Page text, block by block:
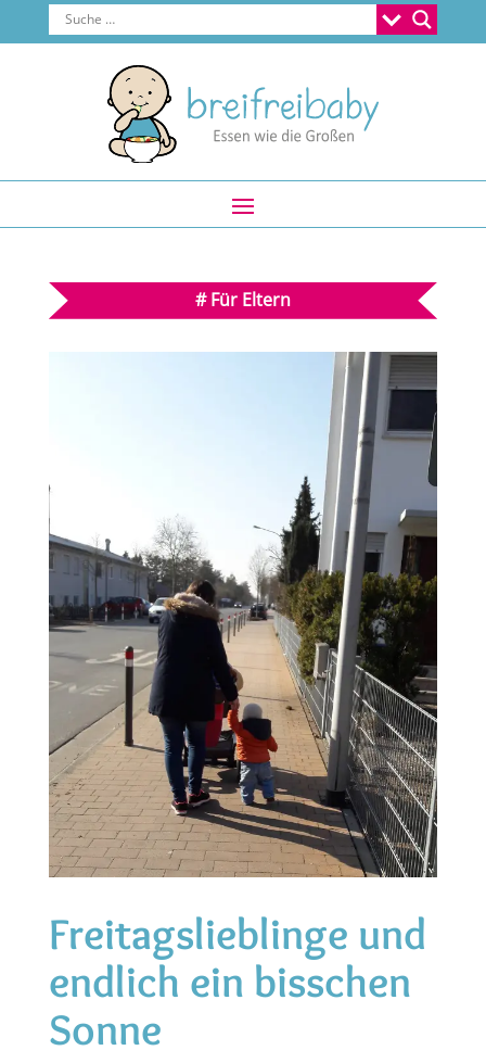
#Für Eltern
Freitagslieblinge und
endlich ein bisschen
Sonne